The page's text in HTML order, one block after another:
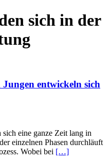
sich in der
entwickeln sich
eine ganze Zeit lang in
einzelnen Phasen durchläuft
Wobei bei […]